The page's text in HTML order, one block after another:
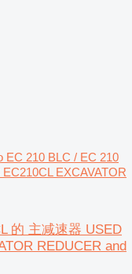
EC 210 BLC / EC 210
EXCAVATOR
的 主减速器 USED
REDUCER and